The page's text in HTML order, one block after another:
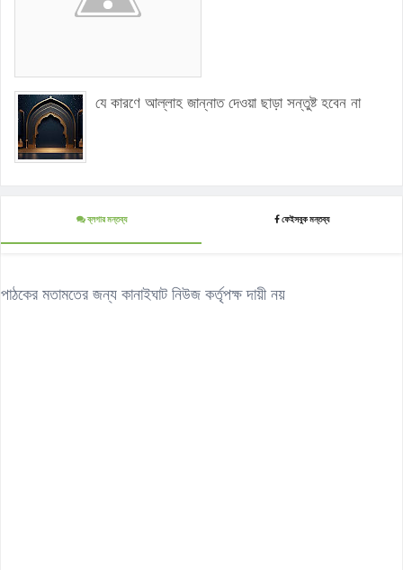
যে কারণে আল্লাহ জান্নাত দেওয়া ছাড়া সন্তুষ্ট হবেন না
ব্লগার মন্তব্য ফেইসবুক মন্তব্য
পাঠকের মতামতের জন্য কানাইঘাট নিউজ কর্তৃপক্ষ দায়ী নয়